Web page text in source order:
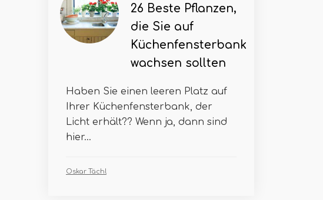
26 Beste Pflanzen,
die Sie auf
Küchenfensterbank
wachsen sollten
Haben Sie einen leeren Platz auf
Ihrer Küchenfensterbank, der
Licht erhält?? Wenn ja, dann sind
hier...
Oskar Tächl